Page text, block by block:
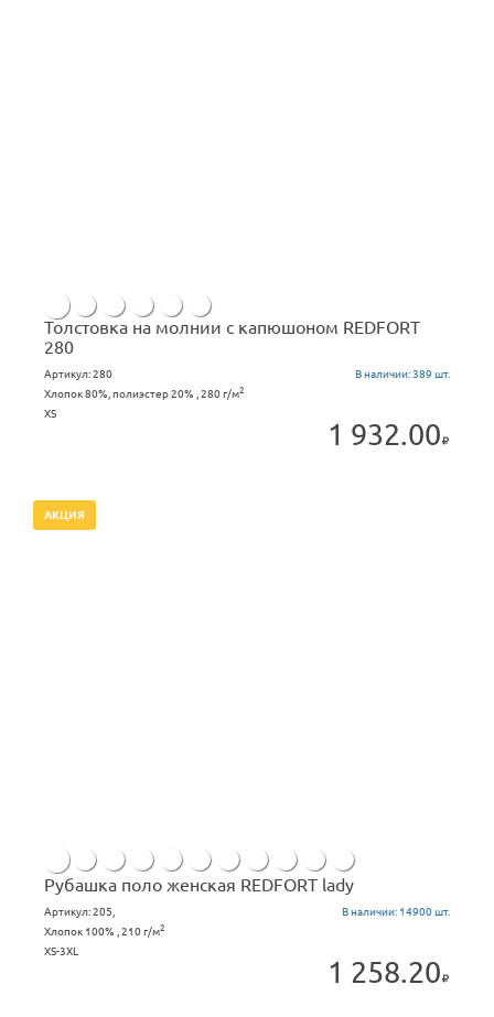
Толстовка на молнии с капюшоном REDFORT
280
Артикул:280 В наличии:389 шт.
Хлопок 80%, полиэстер 20% , 280 г/м2
XS
1 932.00
АКЦИЯ
Рубашка поло женская REDFORT lady
Артикул:205, В наличии: 14900 шт.
Хлопок 100% , 210 г/м2
XS-3XL
1 258.20